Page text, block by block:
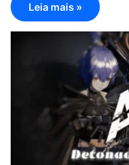
Leia mais »